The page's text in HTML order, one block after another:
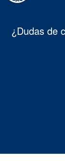
¿Dudas de